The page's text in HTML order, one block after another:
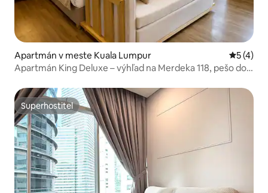
Apartmán v meste Kuala Lumpur
5 (4)
Apartmán King Deluxe – výhľad na Merdeka 118, pešo do
Superhostiteľ
Superhostiteľ